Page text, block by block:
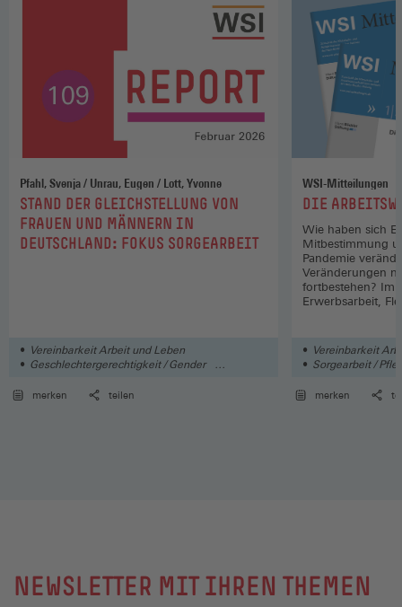
Pfahl, Svenja / Unrau, Eugen / Lott, Yvonne
:STAND DER GLEICHSTELLUNG VON
FRAUEN UND MÄNNERN IN
DEUTSCHLAND: FOKUS SORGEARBEIT
Vereinbarkeit Arbeit und Leben
Geschlechtergerechtigkeit / Gender
merken
teilen
WSI-Mitteilungen
:DIE
Wie haben sich
Mitbestimmung
Pandemie
Veränderungen
fortbestehen? Im
Erwerbsarbeit,
Vereinbarkeit
Sorgearbeit /
merken
NEWSLETTER MIT IHREN THEMEN